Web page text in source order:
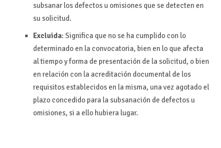
subsanar los defectos u omisiones que se detecten en
su solicitud.
Excluida: Significa que no se ha cumplido con lo
determinado en la convocatoria, bien en lo que afecta
al tiempo y forma de presentación de la solicitud, o bien
en relación con la acreditación documental de los
requisitos establecidos en la misma, una vez agotado el
plazo concedido para la subsanación de defectos u
omisiones, si a ello hubiera lugar.